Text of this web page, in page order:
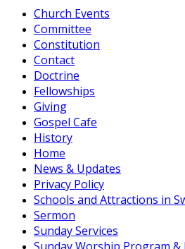
Church Events
Committee
Constitution
Contact
Doctrine
Fellowships
Giving
Gospel Cafe
History
Home
News & Updates
Privacy Policy
Schools and Attractions in
Sermon
Sunday Services
Sunday Worship Program &